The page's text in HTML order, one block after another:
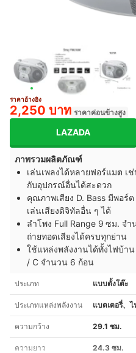
ราคาอ้างอิง
2,250 บาท ราคาค่อนข้างสูง
LAZADA
ภาพรวมผลิตภัณฑ์
เล่นเพลงได้หลายฟอร์แมต เ
กับอุปกรณ์อื่นได้สะดวก
คุณภาพเสียง D. Bass มีพอร์
เล่นเสียงดิจิทัลอื่น ๆ ได้​
ลำโพง Full Range 9 ซม. จ
ถ่ายทอดเสียงได้ครบทุกย่าน
ใช้แหล่งพลังงานได้ทั้งไฟบ้า
/ C จำนวน 6 ก้อน
ประเภท แบบตั้งโต๊ะ
ประเภทแหล่งพลังงาน แบตเตอรี่、
ความกว้าง 29.1 ซม.
ความยาว 24.3 ซม.